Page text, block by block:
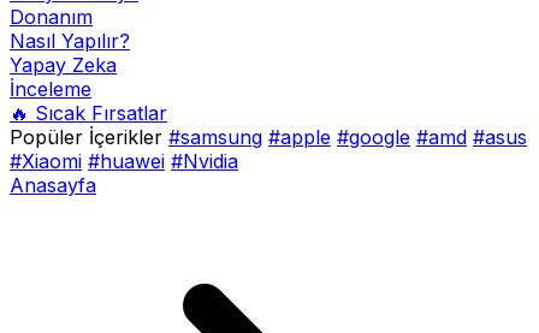
Donanım
Nasıl Yapılır?
Yapay Zeka
İnceleme
🔥 Sıcak Fırsatlar
Popüler İçerikler #samsung #apple #google #amd #asus
#Xiaomi #huawei #Nvidia
Anasayfa